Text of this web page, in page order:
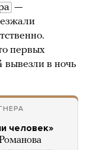
—
первых
в ночь
человек»